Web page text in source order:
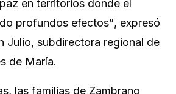
en territorios donde el
profundos efectos”, expresó
Julio, subdirectora regional de
de María.
las familias de Zambrano